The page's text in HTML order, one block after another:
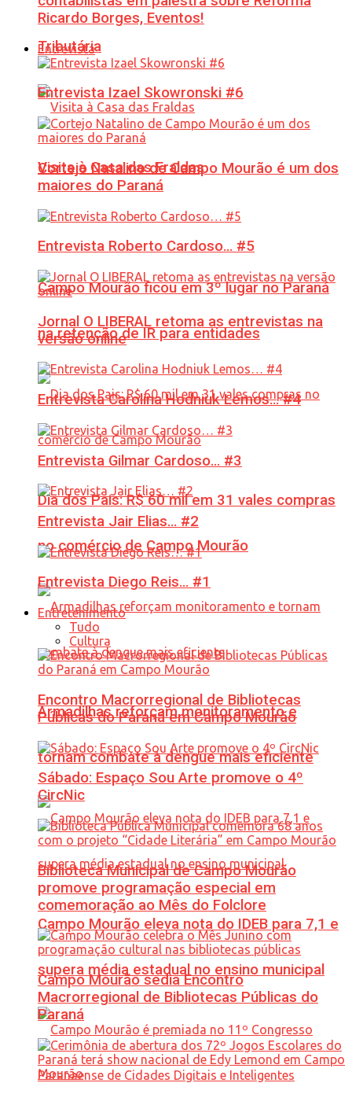
Tributária
Visita à Casa das Fraldas
Campo Mourão ficou em 3º lugar no Paraná
na retenção de IR para entidades
Dia dos Pais: R$ 60 mil em 31 vales compras
no comércio de Campo Mourão
Armadilhas reforçam monitoramento e
tornam combate à dengue mais eficiente
Campo Mourão eleva nota do IDEB para 7,1 e
supera média estadual no ensino municipal
Ricardo Borges, Eventos!
Entrevista
Entrevista Izael Skowronski #6
Cortejo Natalino de Campo Mourão é um dos
maiores do Paraná
Entrevista Roberto Cardoso… #5
Jornal O LIBERAL retoma as entrevistas na
versão online
Entrevista Carolina Hodniuk Lemos… #4
Entrevista Gilmar Cardoso… #3
Entrevista Jair Elias… #2
Entrevista Diego Reis… #1
Entretenimento
Tudo
Cultura
Encontro Macrorregional de Bibliotecas
Públicas do Paraná em Campo Mourão
Sábado: Espaço Sou Arte promove o 4º
CircNic
Biblioteca Municipal de Campo Mourão
promove programação especial em
comemoração ao Mês do Folclore
Campo Mourão sedia Encontro
Macrorregional de Bibliotecas Públicas do
Paraná